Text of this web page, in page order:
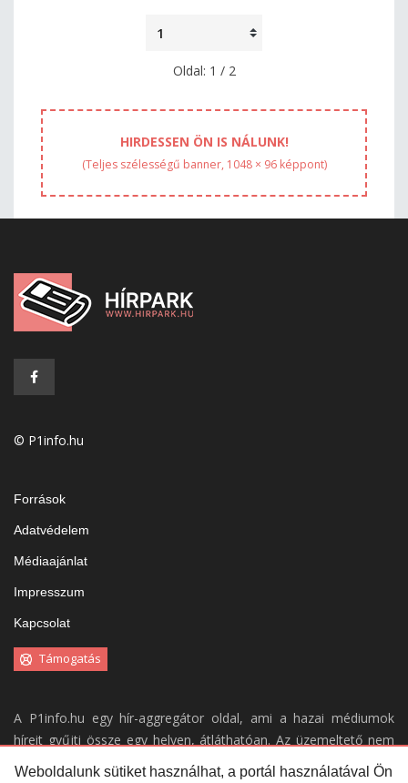
Weboldalunk sütiket használhat, a portál használatával Ön
Oldal: 1 / 2
HIRDESSEN ÖN IS NÁLUNK!
(Teljes szélességű banner, 1048 × 96 képpont)
© P1info.hu
Források
Adatvédelem
Médiaajánlat
Impresszum
Kapcsolat
Támogatás
A P1info.hu egy hír-aggregátor oldal, ami a hazai médiumok
híreit gyűjti össze egy helyen, átláthatóan. Az üzemeltető nem
vállal felelősséget a weboldal tartalmáért.